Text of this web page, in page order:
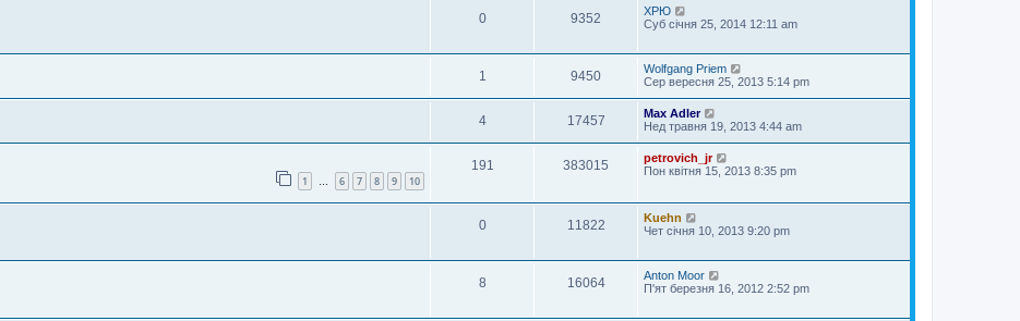
0 9352
ХРЮ
Суб січня 25, 2014 12:11 am
1 9450
Wolfgang Priem
Сер вересня 25, 2013 5:14 pm
4 17457
Max Adler
Нед травня 19, 2013 4:44 am
1 … 6 7 8 9 10
191 383015
petrovich_jr
Пон квітня 15, 2013 8:35 pm
0 11822
Kuehn
Чет січня 10, 2013 9:20 pm
8 16064
Anton Moor
П'ят березня 16, 2012 2:52 pm